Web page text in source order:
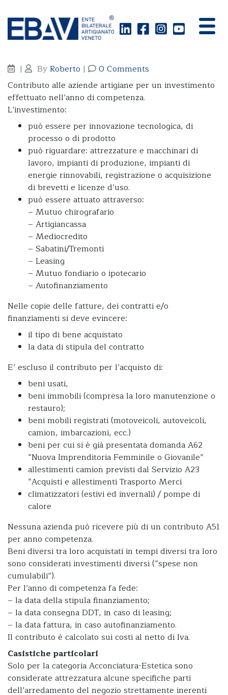
Sostegno agli investimenti
| ByRoberto |
0 Comments
Contributo alle aziende artigiane per un investimento
effettuato nell’anno di competenza.
L’investimento:
può essere per innovazione tecnologica, di
processo o di prodotto
può riguardare: attrezzature e macchinari di
lavoro, impianti di produzione, impianti di
energie rinnovabili, registrazione o acquisizione
di brevetti e licenze d’uso.
può essere attuato attraverso:
– Mutuo chirografario
– Artigiancassa
– Mediocredito
– Sabatini/Tremonti
– Leasing
– Mutuo fondiario o ipotecario
– Autofinanziamento
Nelle copie delle fatture, dei contratti e/o
finanziamenti si deve evincere:
il tipo di bene acquistato
la data di stipula del contratto
E’ escluso il contributo per l’acquisto di:
beni usati,
beni immobili (compresa la loro manutenzione o
restauro);
beni mobili registrati (motoveicoli, autoveicoli,
camion, imbarcazioni, ecc.)
beni per cui si è già presentata domanda A62
“Nuova Imprenditoria Femminile o Giovanile”
allestimenti camion previsti dal Servizio A23
“Acquisti e allestimenti Trasporto Merci
climatizzatori (estivi ed invernali) / pompe di
calore
Nessuna azienda può ricevere più di un contributo A51
per anno competenza.
Beni diversi tra loro acquistati in tempi diversi tra loro
sono considerati investimenti diversi (“spese non
cumulabili”).
Per l’anno di competenza fa fede:
– la data della stipula finanziamento;
– la data consegna DDT, in caso di leasing;
– la data fattura, in caso autofinanziamento.
Il contributo è calcolato sui costi al netto di Iva.
Casistiche particolari
Solo per la categoria Acconciatura-Estetica sono
considerate attrezzatura alcune specifiche parti
dell’arredamento del negozio strettamente inerenti